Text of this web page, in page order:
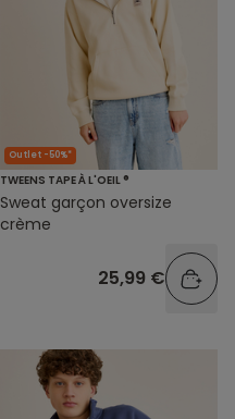
Outlet -50%*
TWEENS TAPE À L'OEIL ®
Sweat garçon oversize
crème
25,99 €